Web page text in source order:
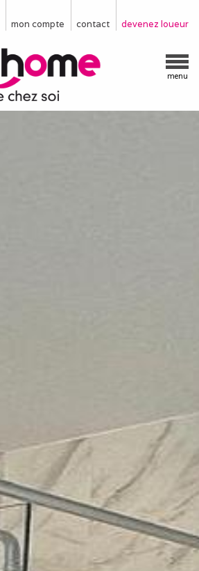
devenez loueur
contact
mon compte
menu